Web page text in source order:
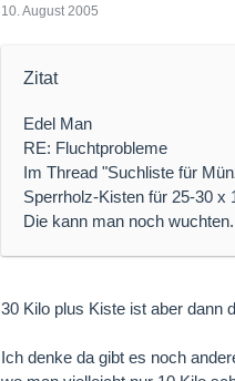
10. August 2005
Zitat
Edel Man
RE: Fluchtprobleme
Im Thread "Suchliste für
Sperrholz-Kisten für 25-30 x
Die kann man noch wuchten.
30 Kilo plus Kiste ist aber dann
Ich denke da gibt es noch